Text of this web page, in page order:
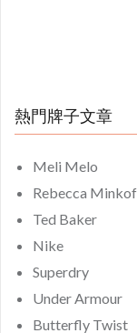
熱門牌子文章
Meli Melo
Rebecca
Ted Baker
Nike
Superdry
Under Armour
Butterfly Twist